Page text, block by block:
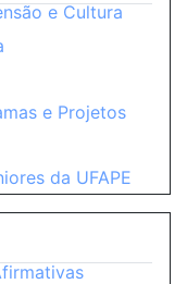
e Cultura
e Projetos
da UFAPE